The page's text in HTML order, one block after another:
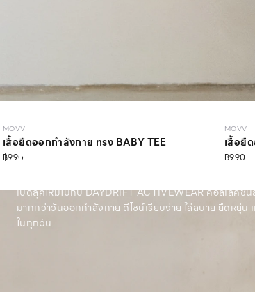
MOVV
เปิดลุคใหม่ไปกับ DAYDRIFT ACTIVEWEAR คอลเลคชั่
มากกว่าวันออกกำลังกาย ดีไซน์เรียบง่าย ใส่สบาย ยืดหยุ่น
ในทุกวัน
MOVV
เสื้อยืดออกกำลังกาย ทรง BABY TEE
฿990
MOVV
เสื้อยื
฿990